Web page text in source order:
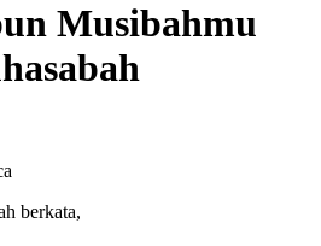
Musibahmu
berkata,